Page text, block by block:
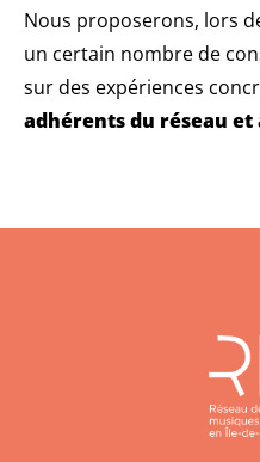
Nous proposerons, lors
un certain nombre de
sur des expériences
adhérents du réseau